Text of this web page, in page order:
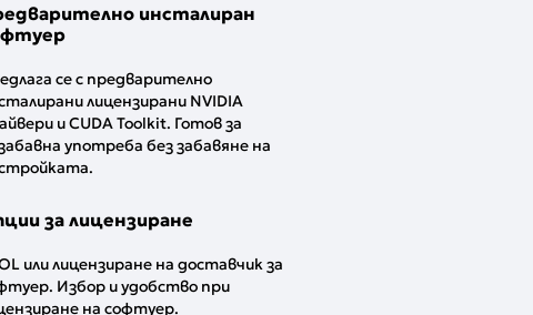
инсталиран
се с предварително
лицензирани NVIDIA
и CUDA Toolkit. Готов за
употреба без забавяне на
за лицензиране
или лицензиране на доставчик за
Избор и удобство при
на софтуер.